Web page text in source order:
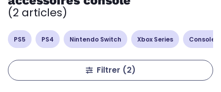
(2 articles)
PS5 PS4 Nintendo Switch Xbox Series Console
Filtrer (2)